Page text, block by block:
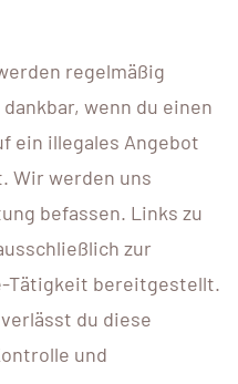
regelmäßig
wenn du einen
ein illegales Angebot
Wir werden uns
befassen. Links zu
zur
Tätigkeit bereitgestellt.
du diese
und